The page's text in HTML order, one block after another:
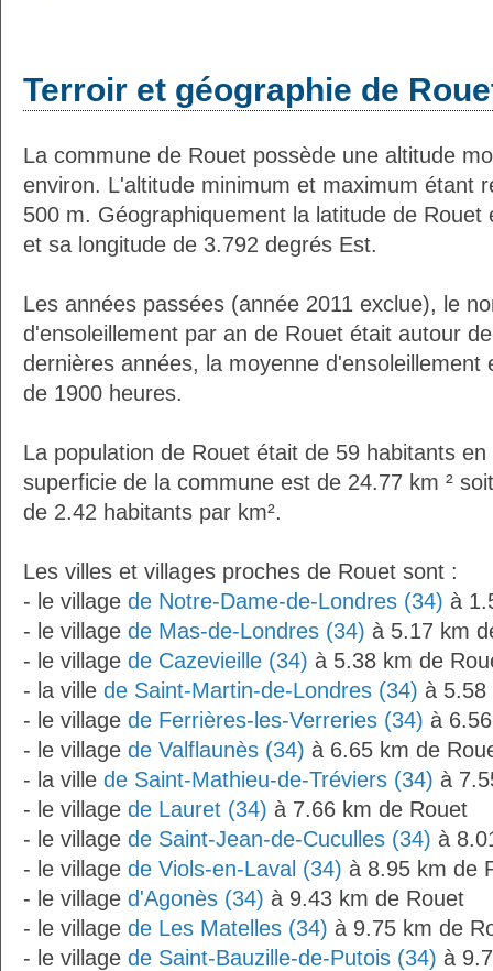
Terroir et géographie de
La commune de Rouet possède une altitude
environ. L'altitude minimum et maximum étant
500 m. Géographiquement la latitude de
et sa longitude de 3.792 degrés Est.
Les années passées (année 2011 exclue), le
d'ensoleillement par an de Rouet était autour
dernières années, la moyenne d'ensoleillement
de 1900 heures.
La population de Rouet était de 59 habitants
superficie de la commune est de 24.77 km ²
de 2.42 habitants par km².
Les villes et villages proches de Rouet sont :
- le village de Notre-Dame-de-Londres (34) à
- le village de Mas-de-Londres (34) à 5.17 km
- le village de Cazevieille (34) à 5.38 km de
- la ville de Saint-Martin-de-Londres (34) à 5.58
- le village de Ferrières-les-Verreries (34) à
- le village de Valflaunès (34) à 6.65 km de
- la ville de Saint-Mathieu-de-Tréviers (34) à
- le village de Lauret (34) à 7.66 km de Rouet
- le village de Saint-Jean-de-Cuculles (34) à
- le village de Viols-en-Laval (34) à 8.95 km de
- le village d'Agonès (34) à 9.43 km de Rouet
- le village de Les Matelles (34) à 9.75 km de
- le village de Saint-Bauzille-de-Putois (34) à